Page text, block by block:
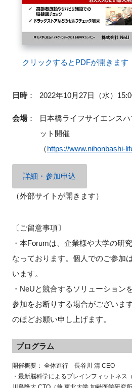
閉じる
クリックするとPDFが開きます
日時： 2022年10月27日（水）
会場：
日本橋ライフサイエンス
ット開催
（https://www.nihonbashi-
詳細・参加申込
（外部サイトが開きます）
〔ご留意事項〕
・本Forumは、企業様や大学の研
なっております。個人でのご参加
います。
・NeUと競合するソリューション
参加をお断りする場合がございま
のほどお願い申し上げます。
プログラム
開催概要： 全体進行 長谷川 清 CEO
・最新脳科学によるブレインフィットネス